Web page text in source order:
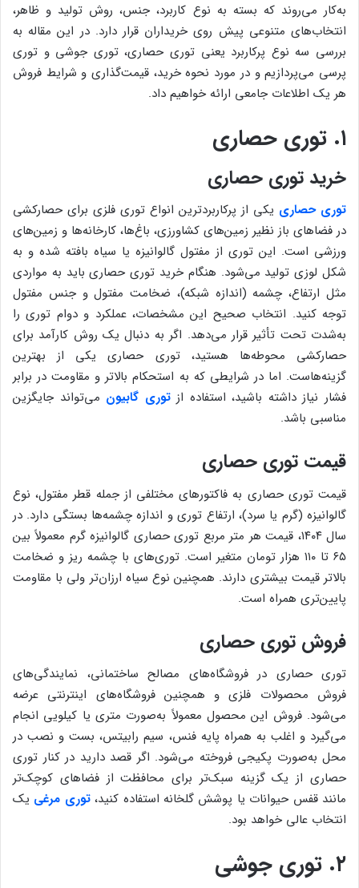
به‌کار می‌روند که بسته به نوع کاربرد، جنس، روش تولید و ظاهر،
انتخاب‌های متنوعی پیش روی خریداران قرار دارد. در این مقاله به
بررسی سه نوع پرکاربرد یعنی توری حصاری، توری جوشی و توری
پرسی می‌پردازیم و در مورد نحوه خرید، قیمت‌گذاری و شرایط فروش
هر یک اطلاعات جامعی ارائه خواهیم داد.
۱. توری حصاری
خرید توری حصاری
توری حصاری یکی از پرکاربردترین انواع توری فلزی برای حصارکشی
در فضاهای باز نظیر زمین‌های کشاورزی، باغ‌ها، کارخانه‌ها و زمین‌های
ورزشی است. این توری از مفتول گالوانیزه یا سیاه بافته شده و به
شکل لوزی تولید می‌شود. هنگام خرید توری حصاری باید به مواردی
مثل ارتفاع، چشمه (اندازه شبکه)، ضخامت مفتول و جنس مفتول
توجه کنید. انتخاب صحیح این مشخصات، عملکرد و دوام توری را
به‌شدت تحت تأثیر قرار می‌دهد. اگر به دنبال یک روش کارآمد برای
حصارکشی محوطه‌ها هستید، توری حصاری یکی از بهترین
گزینه‌هاست. اما در شرایطی که به استحکام بالاتر و مقاومت در برابر
فشار نیاز داشته باشید، استفاده ازتوری گابیون می‌تواند جایگزین
مناسبی باشد.
قیمت توری حصاری
قیمت توری حصاری به فاکتورهای مختلفی از جمله قطر مفتول، نوع
گالوانیزه (گرم یا سرد)، ارتفاع توری و اندازه چشمه‌ها بستگی دارد. در
سال ۱۴۰۴، قیمت هر متر مربع توری حصاری گالوانیزه گرم معمولاً بین
۶۵ تا ۱۱۰ هزار تومان متغیر است. توری‌های با چشمه ریز و ضخامت
بالاتر قیمت بیشتری دارند. همچنین نوع سیاه ارزان‌تر ولی با مقاومت
پایین‌تری همراه است.
فروش توری حصاری
توری حصاری در فروشگاه‌های مصالح ساختمانی، نمایندگی‌های
فروش محصولات فلزی و همچنین فروشگاه‌های اینترنتی عرضه
می‌شود. فروش این محصول معمولاً به‌صورت متری یا کیلویی انجام
می‌گیرد و اغلب به همراه پایه فنس، سیم رابیتس، بست و نصب در
محل به‌صورت پکیجی فروخته می‌شود. اگر قصد دارید در کنار توری
حصاری از یک گزینه سبک‌تر برای محافظت از فضاهای کوچک‌تر
مانند قفس حیوانات یا پوشش گلخانه استفاده کنید،توری مرغی یک
انتخاب عالی خواهد بود.
۲. توری جوشی